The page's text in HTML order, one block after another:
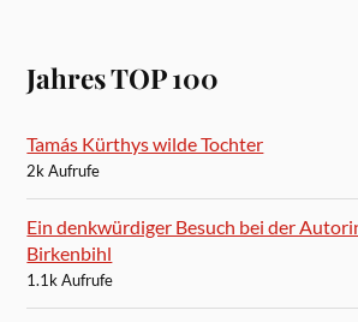
Jahres TOP 100
Tamás Kürthys wilde Tochter
2k Aufrufe
Ein denkwürdiger Besuch bei der
Birkenbihl
1.1k Aufrufe